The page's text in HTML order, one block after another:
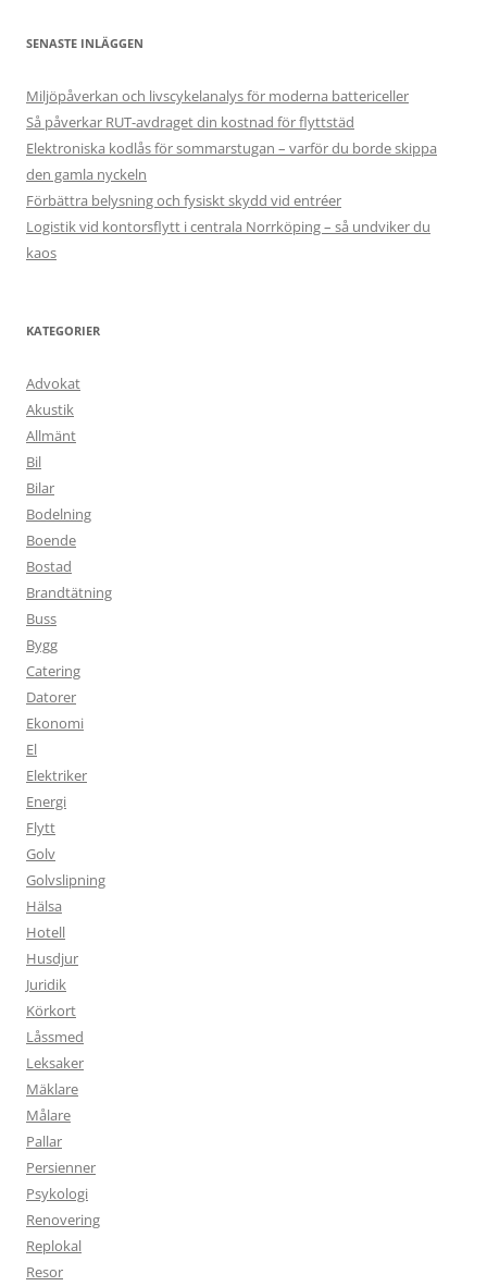
SENASTE INLÄGGEN
Miljöpåverkan och livscykelanalys för moderna battericeller
Så påverkar RUT-avdraget din kostnad för flyttstäd
Elektroniska kodlås för sommarstugan – varför du borde skippa
den gamla nyckeln
Förbättra belysning och fysiskt skydd vid entréer
Logistik vid kontorsflytt i centrala Norrköping – så undviker du
kaos
KATEGORIER
Advokat
Akustik
Allmänt
Bil
Bilar
Bodelning
Boende
Bostad
Brandtätning
Buss
Bygg
Catering
Datorer
Ekonomi
El
Elektriker
Energi
Flytt
Golv
Golvslipning
Hälsa
Hotell
Husdjur
Juridik
Körkort
Låssmed
Leksaker
Mäklare
Målare
Pallar
Persienner
Psykologi
Renovering
Replokal
Resor